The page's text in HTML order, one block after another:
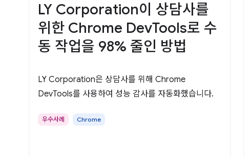
LY Corporation이 상담사를
위한 Chrome DevTools로 수
동 작업을 98% 줄인 방법
LY Corporation은 상담사를 위해 Chrome
DevTools를 사용하여 성능 감사를 자동화했습니다.
우수사례 Chrome